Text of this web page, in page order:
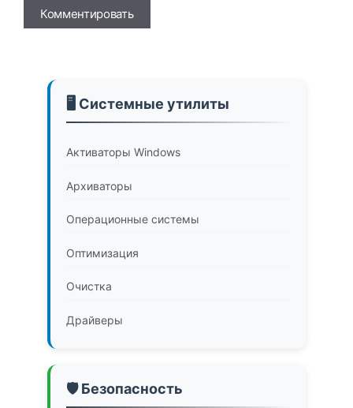
Имя
🖥️ Системные утилиты
Активаторы Windows
Архиваторы
Операционные системы
Оптимизация
Очистка
Драйверы
🛡️ Безопасность